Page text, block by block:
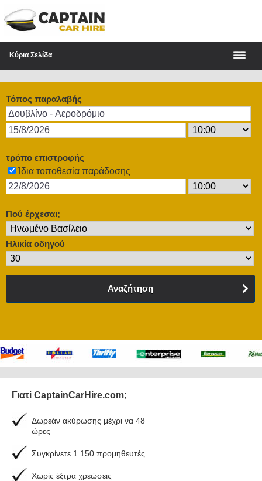
Κύρια Σελίδα
Τόπος παραλαβής
τρόπο επιστροφής
Ίδια τοποθεσία παράδοσης
Πού έρχεσαι;
Ηλικία οδηγού
Αναζήτηση
Γιατί CaptainCarHire.com;
Δωρεάν ακύρωσης μέχρι να 48
ώρες
Συγκρίνετε 1.150 προμηθευτές
Χωρίς έξτρα χρεώσεις